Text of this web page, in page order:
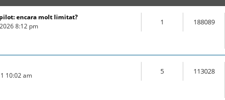
encara molt limitat?
8:12 pm 1 188089
10:02 am
5 113028